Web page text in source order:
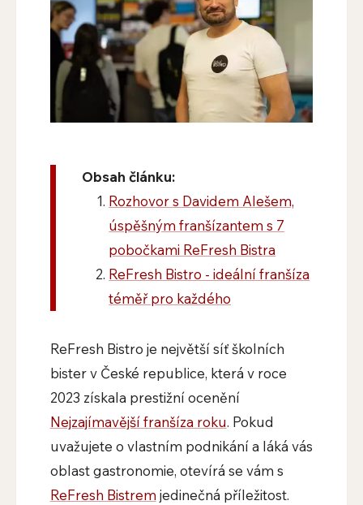
Obsah článku:
Rozhovor s Davidem Alešem,
úspěšným franšízantem s 7
pobočkami ReFresh Bistra
ReFresh Bistro - ideální franšíza
téměř pro každého
ReFresh Bistro je největší síť školních
bister v České republice, která v roce
2023 získala prestižní ocenění
Nejzajímavější franšíza roku. Pokud
uvažujete o vlastním podnikání a láká vás
oblast gastronomie, otevírá se vám s
ReFresh Bistrem jedinečná příležitost.